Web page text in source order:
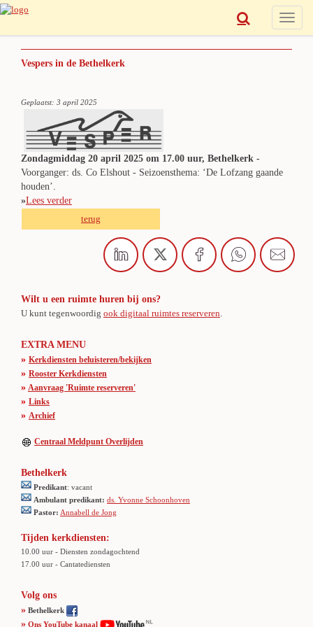
Toggle
Vespers in de Bethelkerk
Geplaatst: 3 april 2025
Zondagmiddag 20 april 2025 om 17.00 uur, Bethelkerk -
Voorganger: ds. Co Elshout - Seizoensthema: ‘De Lofzang gaande
houden’.
»Lees verder
terug
Wilt u een ruimte huren bij ons?
U kunt tegenwoordig ook digitaal ruimtes reserveren
EXTRA MENU
» Kerkdiensten beluisteren/bekijken
» Rooster Kerkdiensten
» Aanvraag 'Ruimte reserveren'
» Links
» Archief
Centraal Meldpunt Overlijden
Bethelkerk
Predikant: vacant
Ambulant predikant: ds. Yvonne Schoonhoven
Pastor: Annabell de Jong
Tijden kerkdiensten:
10.00 uur - Diensten zondagochtend
17.00 uur - Cantatediensten
Volg ons
» Bethelkerk
» Ons YouTube kanaal